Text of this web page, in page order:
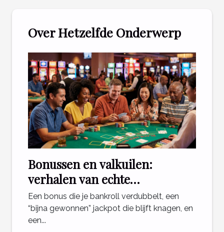
Over Hetzelfde Onderwerp
Bonussen en valkuilen:
verhalen van echte
casinospelers
Een bonus die je bankroll verdubbelt, een
“bijna gewonnen” jackpot die blijft knagen, en
een...